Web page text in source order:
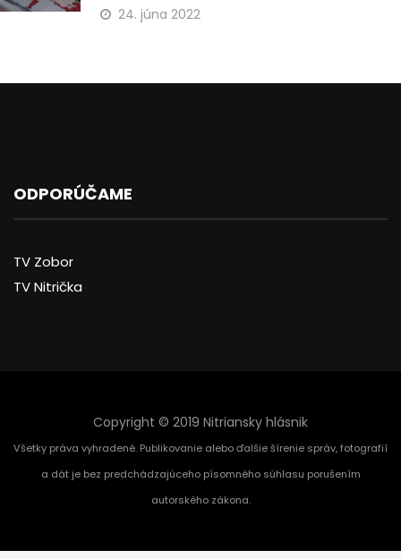
24. júna 2022
ODPORÚČAME
TV Zobor
TV Nitrička
Copyright © 2019 Nitriansky hlásnik
Všetky práva vyhradené. Publikovanie alebo ďalšie šírenie správ, fotografií
a dát je bez predchádzajúceho písomného súhlasu porušením
autorského zákona.